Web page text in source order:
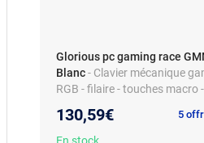
Glorious pc gaming race
Blanc- Clavier mécanique
RGB - filaire - touches macro
130,59€ 5